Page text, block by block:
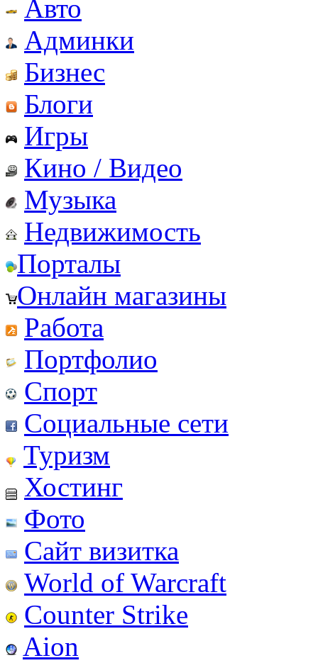
Авто
Админки
Бизнес
Блоги
Игры
Кино / Видео
Музыка
Недвижимость
Порталы
Онлайн магазины
Работа
Портфолио
Спорт
Социальные сети
Туризм
Хостинг
Фото
Сайт визитка
World of Warcraft
Counter Strike
Aion